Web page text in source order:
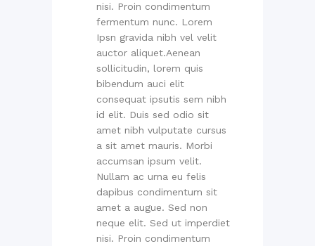
nisi. Proin condimentum
fermentum nunc. Lorem
Ipsn gravida nibh vel velit
auctor aliquet.Aenean
sollicitudin, lorem quis
bibendum auci elit
consequat ipsutis sem nibh
id elit. Duis sed odio sit
amet nibh vulputate cursus
a sit amet mauris. Morbi
accumsan ipsum velit.
Nullam ac urna eu felis
dapibus condimentum sit
amet a augue. Sed non
neque elit. Sed ut imperdiet
nisi. Proin condimentum